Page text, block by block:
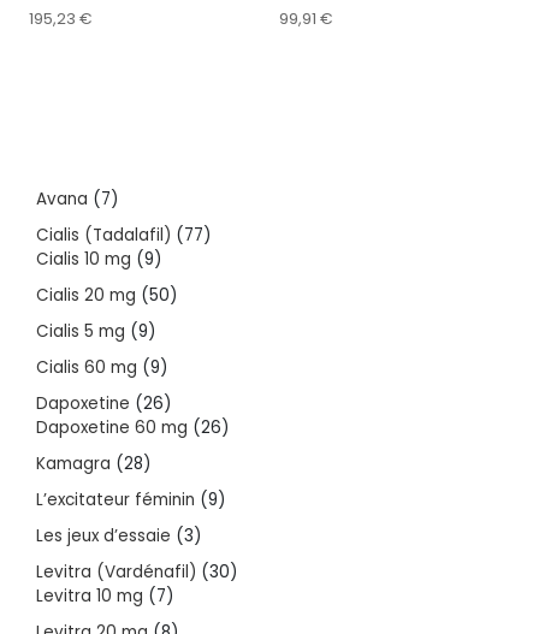
195,23 €
99,91 €
Avana 77
products
Cialis (Tadalafil) 7777
Cialis 10 mg 99
products
Cialis 20 mg 5050
Cialis 5 mg 99
products
Cialis 60 mg 99
products
Dapoxetine 2626
products
Dapoxetine 60 mg 2626
Kamagra 2828
products
L’excitateur féminin 99
Les jeux d’essaie 33
products
Levitra (Vardénafil) 3030
Levitra 10 mg 77
products